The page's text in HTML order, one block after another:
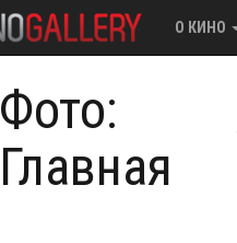
О КИНО
Фото:
Главная